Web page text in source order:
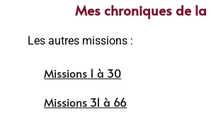
Mes chroniques de
Les autres missions :
Missions 1 à 30
Missions 31 à 66